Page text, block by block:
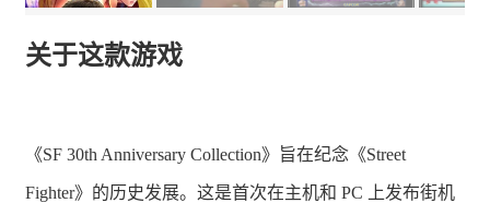
关于这款游戏
《SF 30th Anniversary Collection》旨在纪念《Street
Fighter》的历史发展。这是首次在主机和 PC 上发布街机